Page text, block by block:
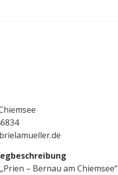
– Bernau am Chiemsee“